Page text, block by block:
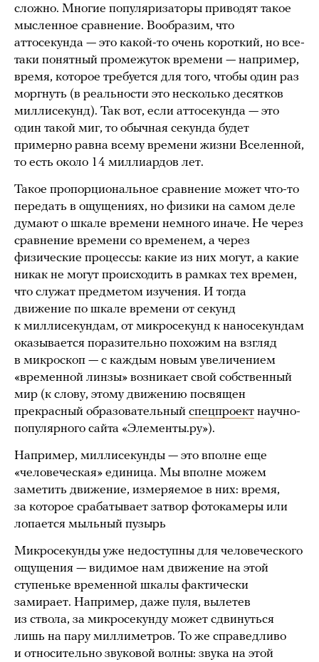
сложно. Многие популяризаторы приводят такое
мысленное сравнение. Вообразим, что
аттосекунда — это какой-то очень короткий, но все-
таки понятный промежуток времени — например,
время, которое требуется для того, чтобы один раз
моргнуть (в реальности это несколько десятков
миллисекунд). Так вот, если аттосекунда — это
один такой миг, то обычная секунда будет
примерно равна всему времени жизни Вселенной,
то есть около 14 миллиардов лет.
Такое пропорциональное сравнение может что-то
передать в ощущениях, но физики на самом деле
думают о шкале времени немного иначе. Не через
сравнение времени со временем, а через
физические процессы: какие из них могут, а какие
никак не могут происходить в рамках тех времен,
что служат предметом изучения. И тогда
движение по шкале времени от секунд
к миллисекундам, от микросекунд к наносекундам
оказывается поразительно похожим на взгляд
в микроскоп — с каждым новым увеличением
«временной линзы» возникает свой собственный
мир (к слову, этому движению посвящен
прекрасный образовательный спецпроект научно-
популярного сайта «Элементы.ру»).
Например, миллисекунды — это вполне еще
«человеческая» единица. Мы вполне можем
заметить движение, измеряемое в них: время,
за которое срабатывает затвор фотокамеры или
лопается мыльный пузырь
Микросекунды уже недоступны для человеческого
ощущения — видимое нам движение на этой
ступеньке временной шкалы фактически
замирает. Например, даже пуля, вылетев
из ствола, за микросекунду может сдвинуться
лишь на пару миллиметров. То же справедливо
и относительно звуковой волны: звука на этой